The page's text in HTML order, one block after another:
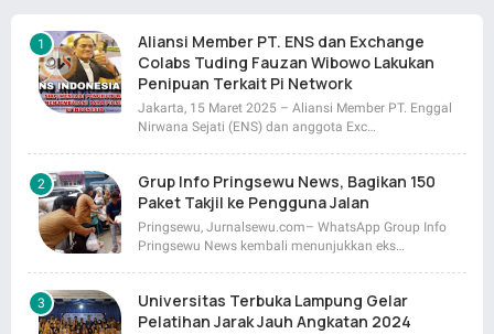
Aliansi Member PT. ENS dan Exchange
Colabs Tuding Fauzan Wibowo Lakukan
Penipuan Terkait Pi Network
Jakarta, 15 Maret 2025 – Aliansi Member PT. Enggal
Nirwana Sejati (ENS) dan anggota Exc…
Grup Info Pringsewu News, Bagikan 150
Paket Takjil ke Pengguna Jalan
Pringsewu, Jurnalsewu.com– WhatsApp Group Info
Pringsewu News kembali menunjukkan eks…
Universitas Terbuka Lampung Gelar
Pelatihan Jarak Jauh Angkatan 2024